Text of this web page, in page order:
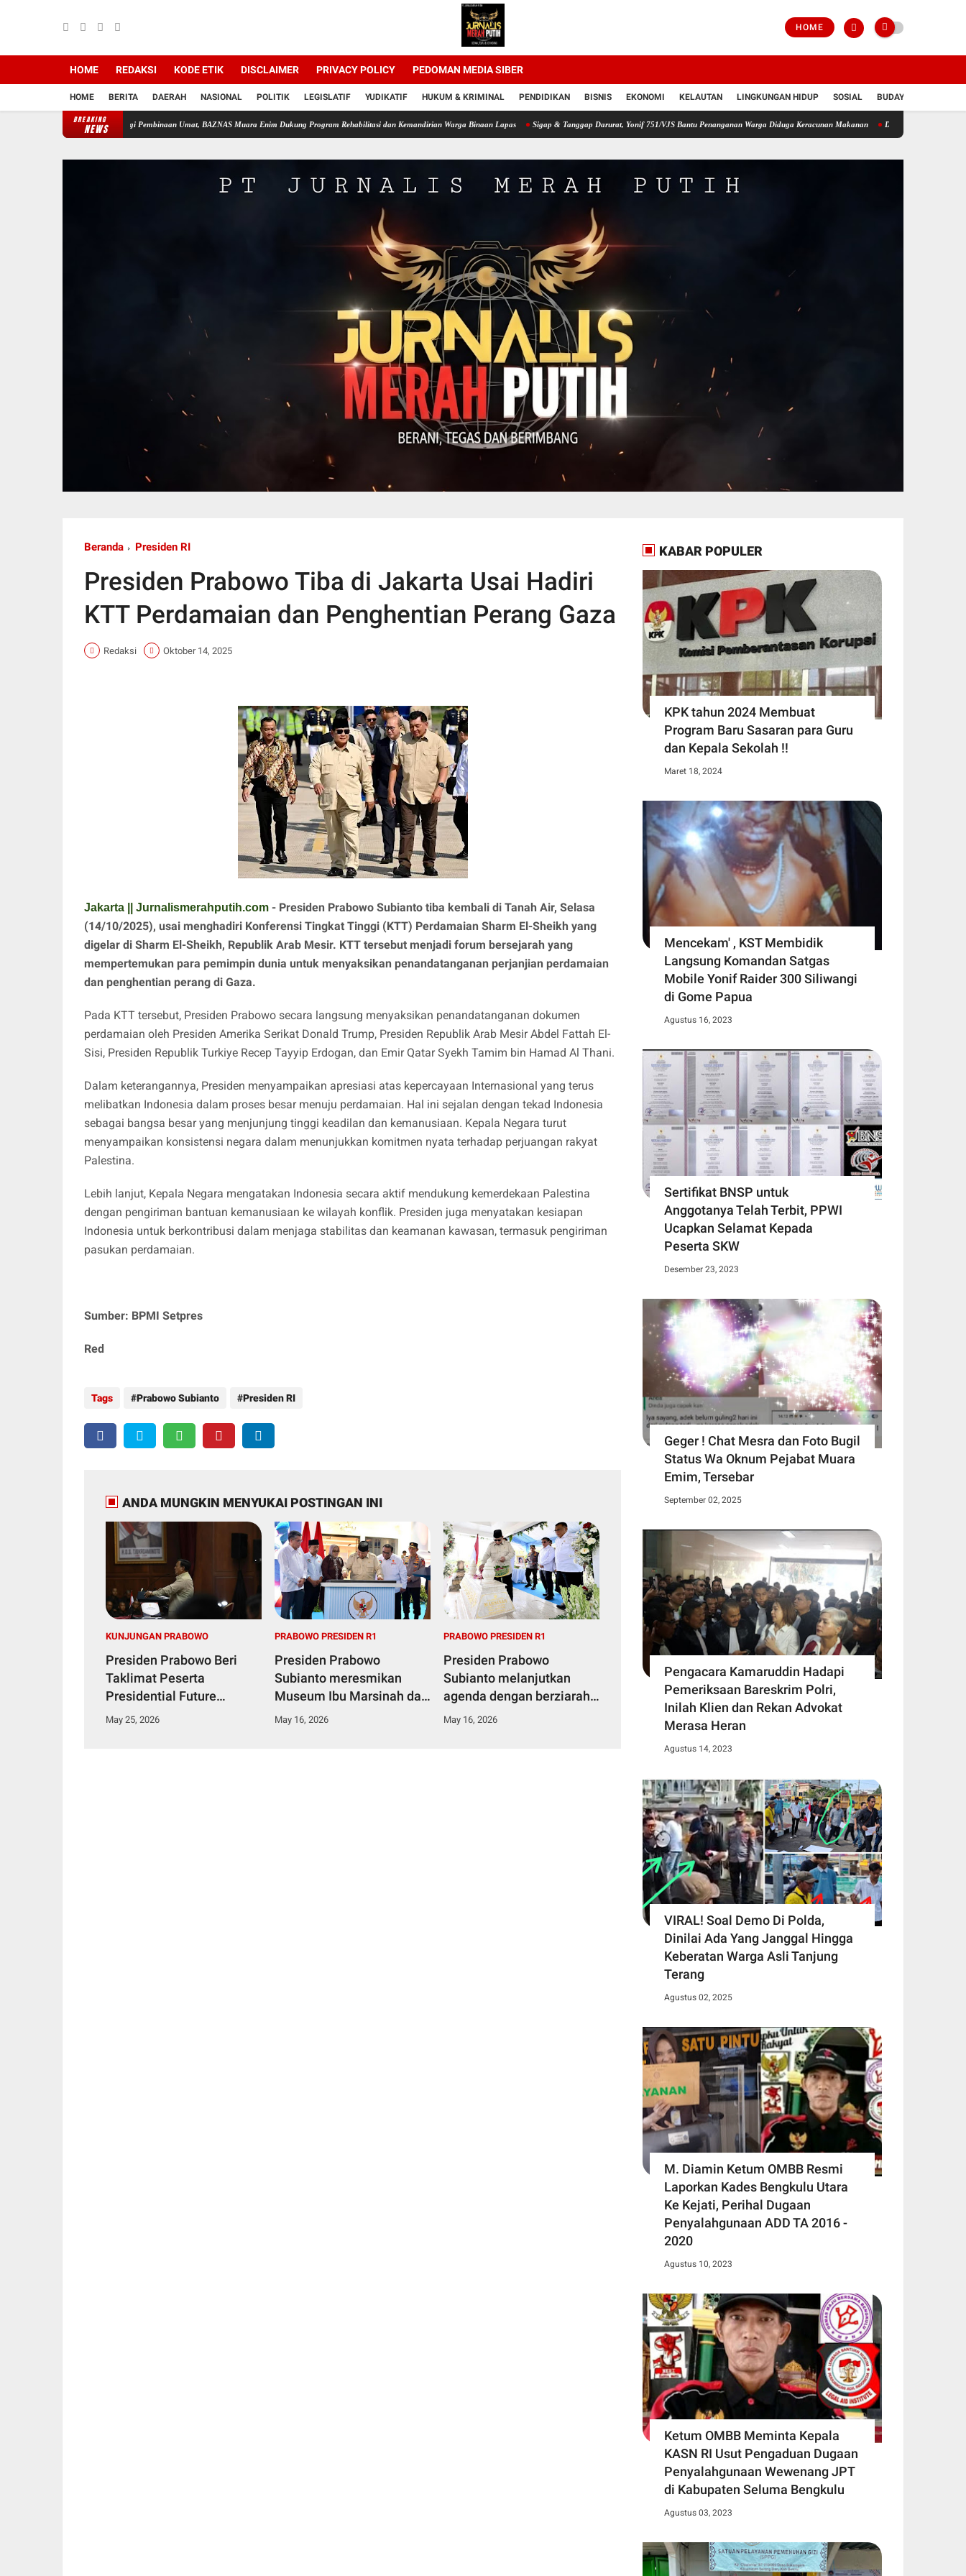
HOME
HOME REDAKSI KODE ETIK DISCLAIMER PRIVACY POLICY PEDOMAN MEDIA SIBER
HOME BERITA DAERAH NASIONAL POLITIK LEGISLATIF YUDIKATIF HUKUM & KRIMINAL PENDIDIKAN BISNIS EKONOMI KELAUTAN LINGKUNGAN HIDUP SOSIAL BUDAYA
BREAKING
NEWS
Perkuat Sinergi Pembinaan Umat, BAZNAS Muara Enim Dukung Program Rehabilitasi dan Kemandirian Warga Binaan Lapas Sigap & Tanggap Darurat, Yonif 751/VJS Bantu Penanganan Warga Diduga Keracunan Makanan Desak Hotman Paris Minta Maaf
Beranda Presiden RI
Presiden Prabowo Tiba di Jakarta Usai Hadiri
KTT Perdamaian dan Penghentian Perang Gaza
Redaksi Oktober 14, 2025
Jakarta || Jurnalismerahputih.com - Presiden Prabowo Subianto tiba kembali di Tanah Air, Selasa
(14/10/2025), usai menghadiri Konferensi Tingkat Tinggi (KTT) Perdamaian Sharm El-Sheikh yang
digelar di Sharm El-Sheikh, Republik Arab Mesir. KTT tersebut menjadi forum bersejarah yang
mempertemukan para pemimpin dunia untuk menyaksikan penandatanganan perjanjian perdamaian
dan penghentian perang di Gaza.
Pada KTT tersebut, Presiden Prabowo secara langsung menyaksikan penandatanganan dokumen
perdamaian oleh Presiden Amerika Serikat Donald Trump, Presiden Republik Arab Mesir Abdel Fattah El-
Sisi, Presiden Republik Turkiye Recep Tayyip Erdogan, dan Emir Qatar Syekh Tamim bin Hamad Al Thani.
Dalam keterangannya, Presiden menyampaikan apresiasi atas kepercayaan Internasional yang terus
melibatkan Indonesia dalam proses besar menuju perdamaian. Hal ini sejalan dengan tekad Indonesia
sebagai bangsa besar yang menjunjung tinggi keadilan dan kemanusiaan. Kepala Negara turut
menyampaikan konsistensi negara dalam menunjukkan komitmen nyata terhadap perjuangan rakyat
Palestina.
Lebih lanjut, Kepala Negara mengatakan Indonesia secara aktif mendukung kemerdekaan Palestina
dengan pengiriman bantuan kemanusiaan ke wilayah konflik. Presiden juga menyatakan kesiapan
Indonesia untuk berkontribusi dalam menjaga stabilitas dan keamanan kawasan, termasuk pengiriman
pasukan perdamaian.
Sumber: BPMI Setpres
Red
Tags Prabowo Subianto Presiden RI
ANDA MUNGKIN MENYUKAI POSTINGAN INI
KUNJUNGAN PRABOWO
Presiden Prabowo Beri
Taklimat Peserta
Presidential Future
Leaders Program 2026
May 25, 2026
PRABOWO PRESIDEN R1
Presiden Prabowo
Subianto meresmikan
Museum Ibu Marsinah dan
Rumah Singgah di Desa
May 16, 2026
PRABOWO PRESIDEN R1
Presiden Prabowo
Subianto melanjutkan
agenda dengan berziarah
ke makam Marsinah
May 16, 2026
KABAR POPULER
KPK tahun 2024 Membuat
Program Baru Sasaran para Guru
dan Kepala Sekolah !!
Maret 18, 2024
Mencekam' , KST Membidik
Langsung Komandan Satgas
Mobile Yonif Raider 300 Siliwangi
di Gome Papua
Agustus 16, 2023
Sertifikat BNSP untuk
Anggotanya Telah Terbit, PPWI
Ucapkan Selamat Kepada
Peserta SKW
Desember 23, 2023
Geger ! Chat Mesra dan Foto Bugil
Status Wa Oknum Pejabat Muara
Emim, Tersebar
September 02, 2025
Pengacara Kamaruddin Hadapi
Pemeriksaan Bareskrim Polri,
Inilah Klien dan Rekan Advokat
Merasa Heran
Agustus 14, 2023
VIRAL! Soal Demo Di Polda,
Dinilai Ada Yang Janggal Hingga
Keberatan Warga Asli Tanjung
Terang
Agustus 02, 2025
M. Diamin Ketum OMBB Resmi
Laporkan Kades Bengkulu Utara
Ke Kejati, Perihal Dugaan
Penyalahgunaan ADD TA 2016 -
2020
Agustus 10, 2023
Ketum OMBB Meminta Kepala
KASN RI Usut Pengaduan Dugaan
Penyalahgunaan Wewenang JPT
di Kabupaten Seluma Bengkulu
Agustus 03, 2023